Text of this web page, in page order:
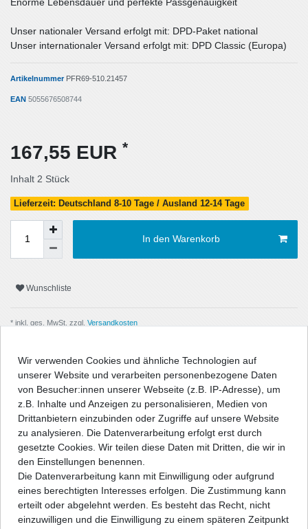
Enorme Lebensdauer und perfekte Passgenauigkeit
Unser nationaler Versand erfolgt mit: DPD-Paket national
Unser internationaler Versand erfolgt mit: DPD Classic (Europa)
Artikelnummer PFR69-510.21457
EAN 5055676508744
167,55 EUR *
Inhalt 2 Stück
Lieferzeit: Deutschland 8-10 Tage / Ausland 12-14 Tage
In den Warenkorb
Wunschliste
* inkl. ges. MwSt. zzgl. Versandkosten
Beschreibung
Technische Daten
Angaben Produktsicherheit
" />
Wir verwenden Cookies und ähnliche Technologien auf
unserer Website und verarbeiten personenbezogene Daten
von Besucher:innen unserer Webseite (z.B. IP-Adresse), um
z.B. Inhalte und Anzeigen zu personalisieren, Medien von
Drittanbietern einzubinden oder Zugriffe auf unsere Website
zu analysieren. Die Datenverarbeitung erfolgt erst durch
gesetzte Cookies. Wir teilen diese Daten mit Dritten, die wir in
den Einstellungen benennen.
Die Datenverarbeitung kann mit Einwilligung oder aufgrund
eines berechtigten Interesses erfolgen. Die Zustimmung kann
erteilt oder abgelehnt werden. Es besteht das Recht, nicht
einzuwilligen und die Einwilligung zu einem späteren Zeitpunkt